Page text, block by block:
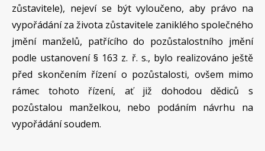
zůstavitele), nejeví se být vyloučeno, aby právo na
vypořádání za života zůstavitele zaniklého společného
jmění manželů, patřícího do pozůstalostního jmění
podle ustanovení § 163 z. ř. s., bylo realizováno ještě
před skončením řízení o pozůstalosti, ovšem mimo
rámec tohoto řízení, ať již dohodou dědiců s
pozůstalou manželkou, nebo podáním návrhu na
vypořádání soudem.